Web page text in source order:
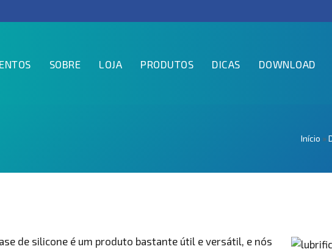
SOBRE LOJA PRODUTOS DICAS DOWNLOAD
Início »
de silicone é um produto bastante útil e versátil, e nós